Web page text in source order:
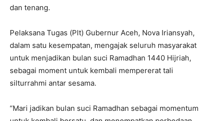
dan tenang.
Pelaksana Tugas (Plt) Gubernur Aceh, Nova Iriansyah,
dalam satu kesempatan, mengajak seluruh masyarakat
untuk menjadikan bulan suci Ramadhan 1440 Hijriah,
sebagai moment untuk kembali mempererat tali
silturrahmi antar sesama.
“Mari jadikan bulan suci Ramadhan sebagai momentum